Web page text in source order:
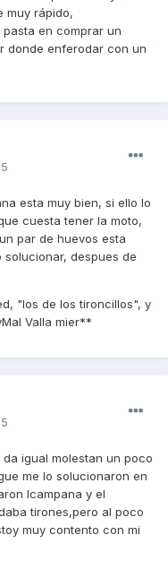
muy rápido,
en comprar un
donde enferodar con un
esta muy bien, si ello lo
cuesta tener la moto,
par de huevos esta
solucionar, despues de
"los de los tironcillos", y
Valla mier**
igual molestan un poco
me lo solucionaron en
lcampana y el
tirones,pero al poco
muy contento con mi